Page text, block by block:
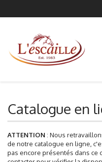
Catalogue en
ATTENTION : Nous
de notre catalogue en ligne,
pas encore présentés dans ce